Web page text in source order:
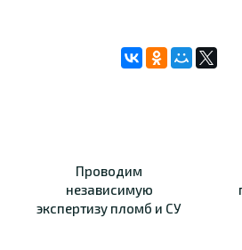
Проводим
независимую
экспертизу пломб и СУ